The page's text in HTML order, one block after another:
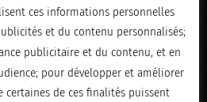
ces informations personnelles
et du contenu personnalisés;
publicitaire et du contenu, et en
pour développer et améliorer
certaines de ces finalités puissent